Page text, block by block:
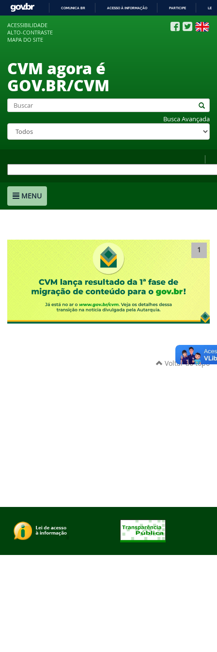
COMUNICA BR ACESSO À INFORMAÇÃO PARTICIPE
ACESSIBILIDADE
ALTO-CONTRASTE
MAPA DO SITE
CVM agora é
GOV.BR/CVM
Busca Avançada
MENU
1
Voltar ao topo